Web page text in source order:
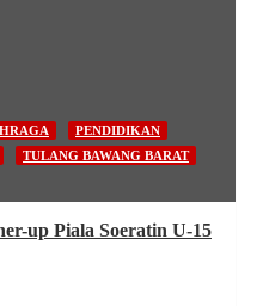
PENDIDIKAN
TULANG BAWANG BARAT
up Piala Soeratin U-15